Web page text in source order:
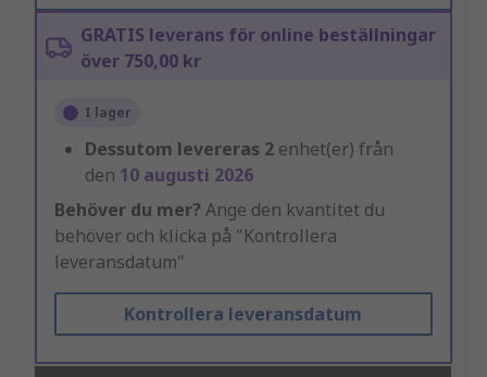
GRATIS leverans för online beställningar
över 750,00 kr
I lager
Dessutom levereras 2 enhet(er) från
den 10 augusti 2026
Behöver du mer? Ange den kvantitet du
behöver och klicka på "Kontrollera
leveransdatum"
Kontrollera leveransdatum